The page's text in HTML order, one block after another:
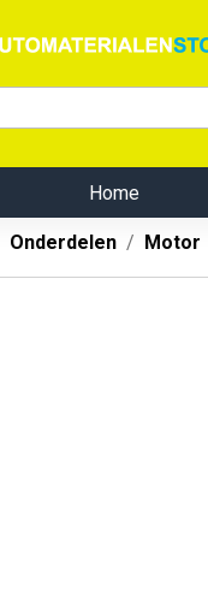
Home
Onderdelen Motor